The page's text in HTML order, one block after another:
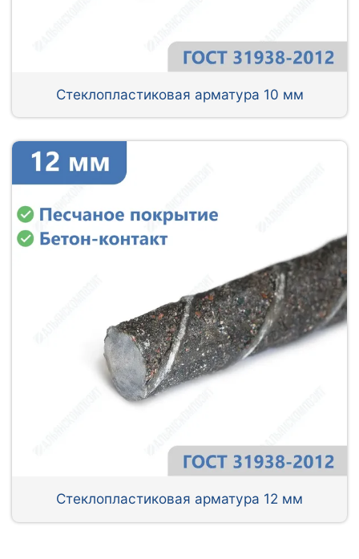
Стеклопластиковая арматура 10 мм
Стеклопластиковая арматура 12 мм